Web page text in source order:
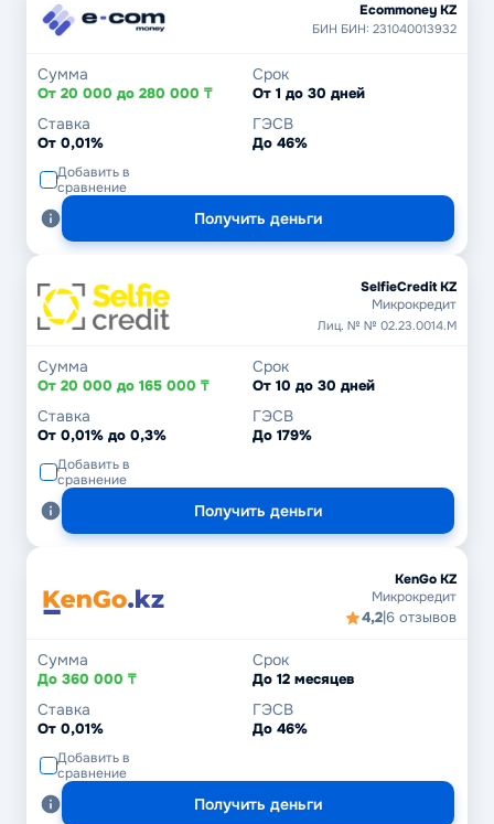
Ecommoney KZ
БИН БИН: 231040013932
Сумма
От 20 000 до 280 000 ₸
Срок
От 1 до 30 дней
Ставка
От 0,01%
ГЭСВ
До 46%
Добавить в
сравнение
Получить деньги
SelfieCredit KZ
Микрокредит
Лиц. № № 02.23.0014.М
Сумма
От 20 000 до 165 000 ₸
Срок
От 10 до 30 дней
Ставка
От 0,01% до 0,3%
ГЭСВ
До 179%
Добавить в
сравнение
Получить деньги
KenGo KZ
Микрокредит
4,2|6 отзывов
Сумма
До 360 000 ₸
Срок
До 12 месяцев
Ставка
От 0,01%
ГЭСВ
До 46%
Добавить в
сравнение
Получить деньги